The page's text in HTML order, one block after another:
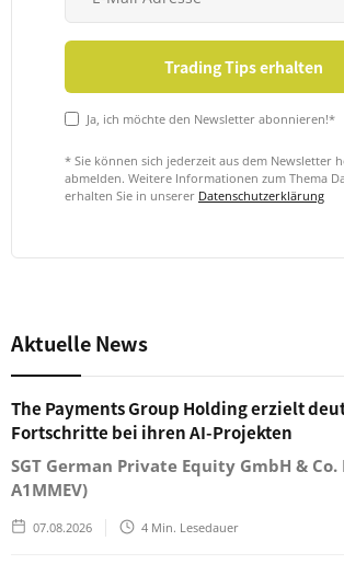
Ja, ich möchte den Newsletter abonnieren!*
* Sie können sich jederzeit aus dem Newsletter
abmelden. Weitere Informationen zum Thema
erhalten Sie in unserer Datenschutzerklärung
Aktuelle News
The Payments Group Holding erzielt
Fortschritte bei ihren AI-Projekten
SGT German Private Equity GmbH & Co.
A1MMEV)
07.08.2026 4 Min. Lesedauer